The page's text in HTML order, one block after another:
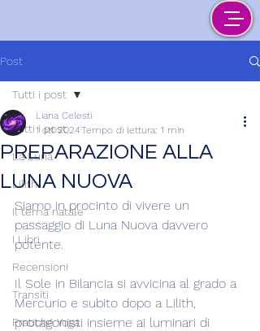
Post
Tutti i post
La Luna
Lilith
Il tema natale
I Libri
Recensioni
Transiti
Pratiche Yoga
Tutti i post
PREPARAZIONE ALLA
LUNA NUOVA
Liana Celesti
1 ott 2024Tempo di lettura: 1 min
Siamo in procinto di vivere un
passaggio di Luna Nuova davvero
potente.
Il Sole in Bilancia si avvicina al grado a
Mercurio e subito dopo a Lilith,
protagonisti insieme ai luminari di